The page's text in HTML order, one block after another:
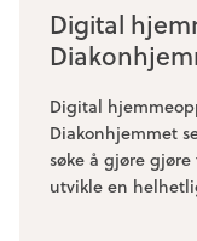
Digital
Digital
Diakonhjemmet
søke å gjøre
utvikle en